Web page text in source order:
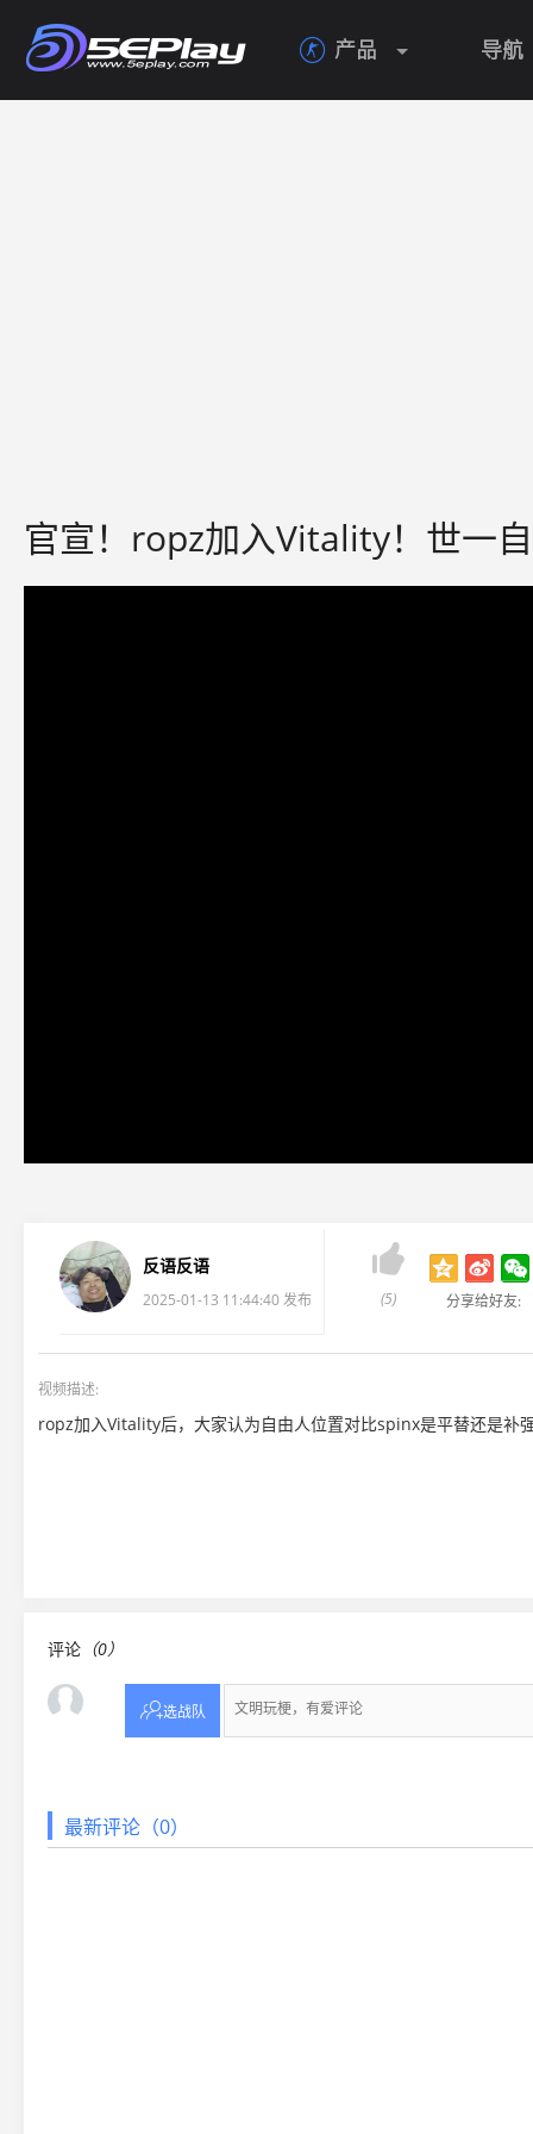
 产品 导航
官宣！ropz加入Vitality！世一
反语反语
2025-01-13 11:44:40 发布

(5) 分享给好友:
视频描述:
ropz加入Vitality后，大家认为自由人位置对比spinx是平替还是补
评论 （0）
选战队
最新评论（0）